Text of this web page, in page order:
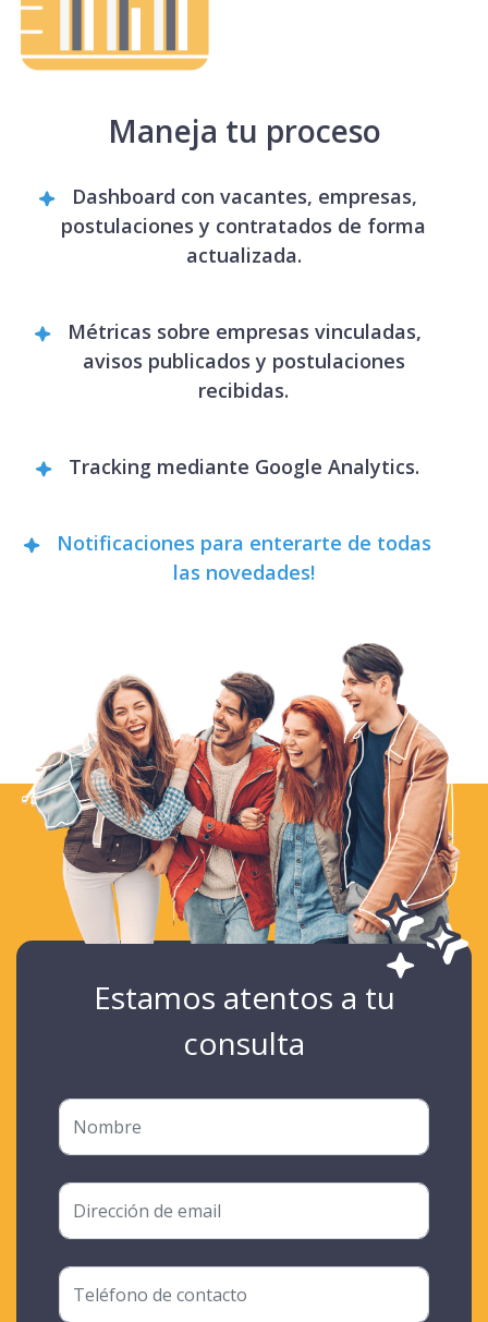
Maneja tu proceso
Dashboard con vacantes, empresas,
postulaciones y contratados de forma
actualizada.
Métricas sobre empresas vinculadas,
avisos publicados y postulaciones
recibidas.
Tracking mediante Google Analytics.
Notificaciones para enterarte de todas
las novedades!
Estamos atentos a tu
consulta